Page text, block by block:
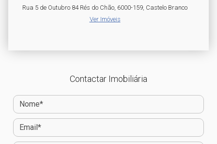
Rua 5 de Outubro 84 Rés do Chão, 6000-159, Castelo Branco
Ver Imóveis
Contactar Imobiliária